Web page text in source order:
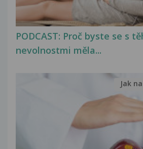
PODCAST: Proč byste se s
nevolnostmi měla...
Jak